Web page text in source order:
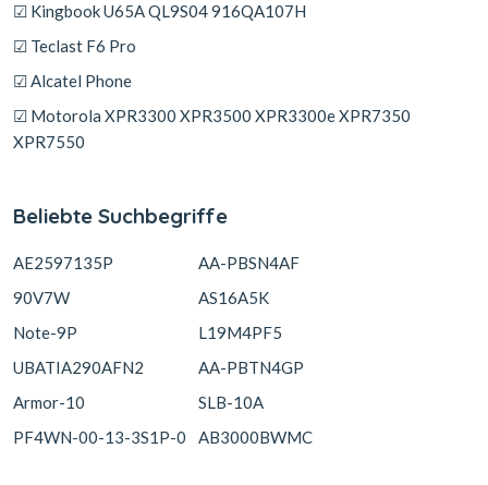
☑ Kingbook U65A QL9S04 916QA107H
☑ Teclast F6 Pro
☑ Alcatel Phone
☑ Motorola XPR3300 XPR3500 XPR3300e XPR7350
XPR7550
Beliebte Suchbegriffe
AE2597135P
90V7W
Note-9P
UBATIA290AFN2
Armor-10
PF4WN-00-13-3S1P-0
AA-PBSN4AF
AS16A5K
L19M4PF5
AA-PBTN4GP
SLB-10A
AB3000BWMC